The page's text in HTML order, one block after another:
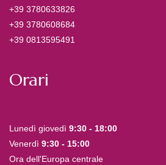
+39 3780633826
+39 3780608684
+39 0813595491
Orari
Lunedì giovedì 9:30 - 18:00
Venerdì 9:30 - 15:00
Ora dell'Europa centrale